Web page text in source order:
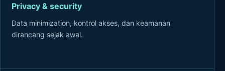
Privacy & security
Data minimization, kontrol akses, dan keamanan
dirancang sejak awal.